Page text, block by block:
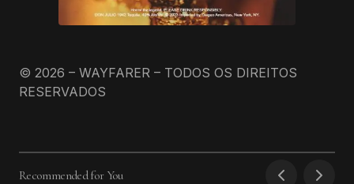
© 2026 – WAYFARER – TODOS OS DIREITOS
RESERVADOS
Recommended for You